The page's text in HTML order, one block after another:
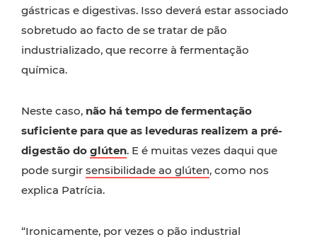
gástricas e digestivas. Isso deverá estar associado
sobretudo ao facto de se tratar de pão
industrializado, que recorre à fermentação
química.
Neste caso, não há tempo de fermentação
suficiente para que as leveduras realizem a pré-
digestão do glúten. E é muitas vezes daqui que
pode surgir sensibilidade ao glúten, como nos
explica Patrícia.
“Ironicamente, por vezes o pão industrial